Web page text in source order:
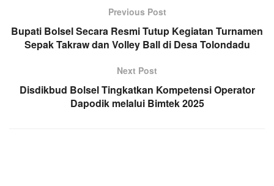
Previous Post
Bupati Bolsel Secara Resmi Tutup Kegiatan Turnamen
Sepak Takraw dan Volley Ball di Desa Tolondadu
Next Post
Disdikbud Bolsel Tingkatkan Kompetensi Operator
Dapodik melalui Bimtek 2025